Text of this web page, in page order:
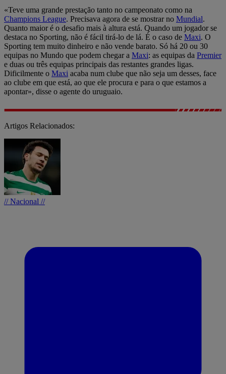
«Teve uma grande prestação tanto no campeonato como na
Champions League. Precisava agora de se mostrar no Mundial.
Quanto maior é o desafio mais à altura está. Quando um jogador se
destaca no Sporting, não é fácil tirá-lo de lá. É o caso de Maxi. O
Sporting tem muito dinheiro e não vende barato. Só há 20 ou 30
equipas no Mundo que podem chegar a Maxi: as equipas da Premier
e duas ou três equipas principais das restantes grandes ligas.
Dificilmente o Maxi acaba num clube que não seja um desses, face
ao clube em que está, ao que ele procura e para o que estamos a
apontar», disse o agente do uruguaio.
Artigos Relacionados:
// Nacional //